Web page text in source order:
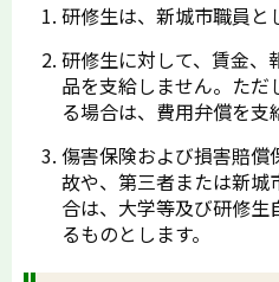
研修生は、新城市職員と
研修生に対して、賃金、
品を支給しません。た
る場合は、費用弁償を支
傷害保険および損害賠
故や、第三者または新城
合は、大学等及び研修
るものとします。